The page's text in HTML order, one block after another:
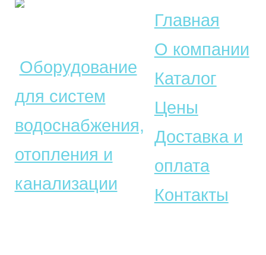
Оборудование
для систем
водоснабжения,
отопления и
канализации
Главная
О компании
Каталог
Цены
Доставка и
оплата
Контакты